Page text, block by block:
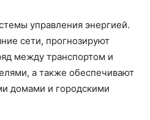
управления энергией.
сети, прогнозируют
между транспортом и
а также обеспечивают
домами и городскими